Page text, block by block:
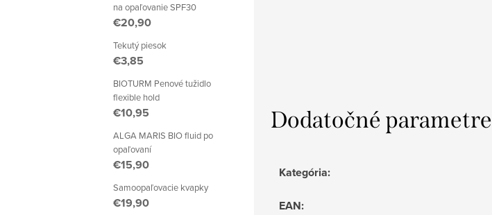
na opaľovanie SPF30
€20,90
Tekutý piesok
€3,85
BIOTURM Penové tužidlo
flexible hold
€10,95
ALGA MARIS BIO fluid po
opaľovaní
€15,90
Samoopaľovacie kvapky
€19,90
Dodatočné parametre
Kategória:
EAN: